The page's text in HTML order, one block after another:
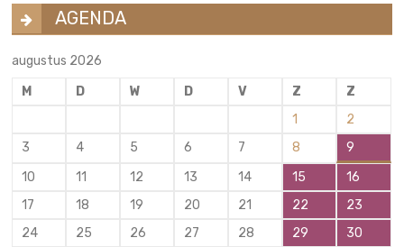
AGENDA
augustus 2026
M
D W D V Z
Z
1
2
3
4 5 6 7 8
9
10
11 12 13 14 15
16
17
18 19 20 21 22
23
24
25 26 27 28 29
30